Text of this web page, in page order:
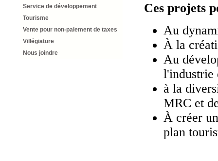
Service de développement
Tourisme
Vente pour non-paiement de taxes
Villégiature
Nous joindre
Ces projets
Au
À la
Au
l'industrie
à la
MRC et
À créer
plan